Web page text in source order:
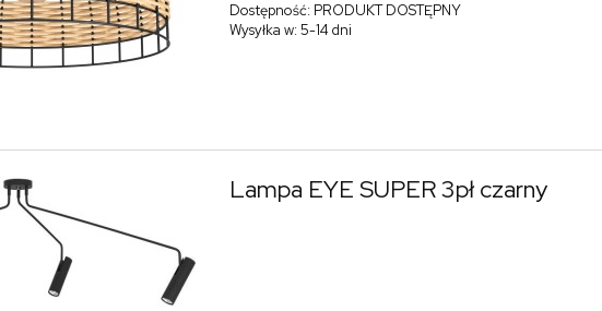
Dostępność: PRODUKT DOSTĘPNY
Wysyłka w:5-14 dni
Lampa EYE SUPER 3pł czarny